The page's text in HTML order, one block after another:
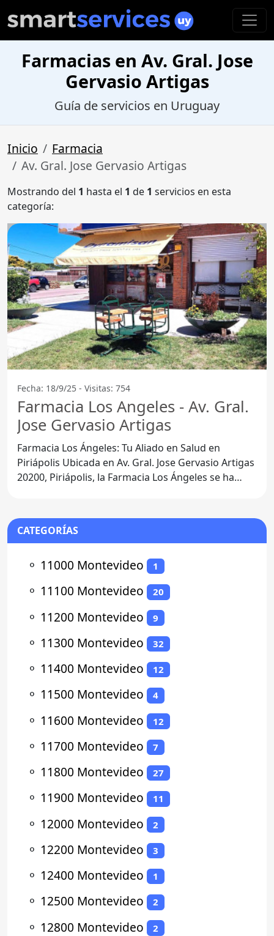
Farmacias en Av. Gral. Jose
Gervasio Artigas
Guía de servicios en Uruguay
Inicio
Farmacia
Av. Gral. Jose Gervasio Artigas
Mostrando del 1 hasta el 1 de 1 servicios en esta
categoría:
Fecha: 18/9/25 - Visitas: 754
Farmacia Los Angeles - Av. Gral.
Jose Gervasio Artigas
Farmacia Los Ángeles: Tu Aliado en Salud en
Piriápolis Ubicada en Av. Gral. Jose Gervasio Artigas
20200, Piriápolis, la Farmacia Los Ángeles se ha
CATEGORÍAS
⚬ 11000 Montevideo 1
⚬ 11100 Montevideo 20
⚬ 11200 Montevideo 9
⚬ 11300 Montevideo 32
⚬ 11400 Montevideo 12
⚬ 11500 Montevideo 4
⚬ 11600 Montevideo 12
⚬ 11700 Montevideo 7
⚬ 11800 Montevideo 27
⚬ 11900 Montevideo 11
⚬ 12000 Montevideo 2
⚬ 12200 Montevideo 3
⚬ 12400 Montevideo 1
⚬ 12500 Montevideo 2
⚬ 12800 Montevideo 2